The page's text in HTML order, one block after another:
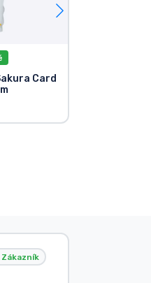
Card
Zákazník